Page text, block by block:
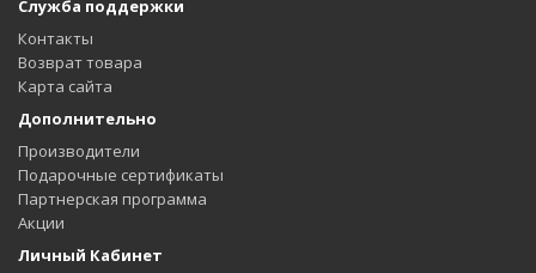
Служба поддержки
Контакты
Возврат товара
Карта сайта
Дополнительно
Производители
Подарочные сертификаты
Партнерская программа
Акции
Личный Кабинет